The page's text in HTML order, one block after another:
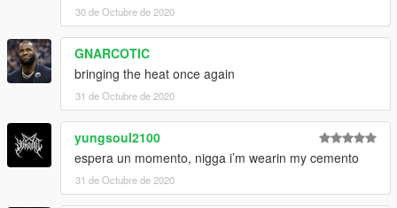
30 de Octubre de 2020
GNARCOTIC
bringing the heat once again
31 de Octubre de 2020
yungsoul2100
espera un momento, nigga i’m wearin my cemento
31 de Octubre de 2020